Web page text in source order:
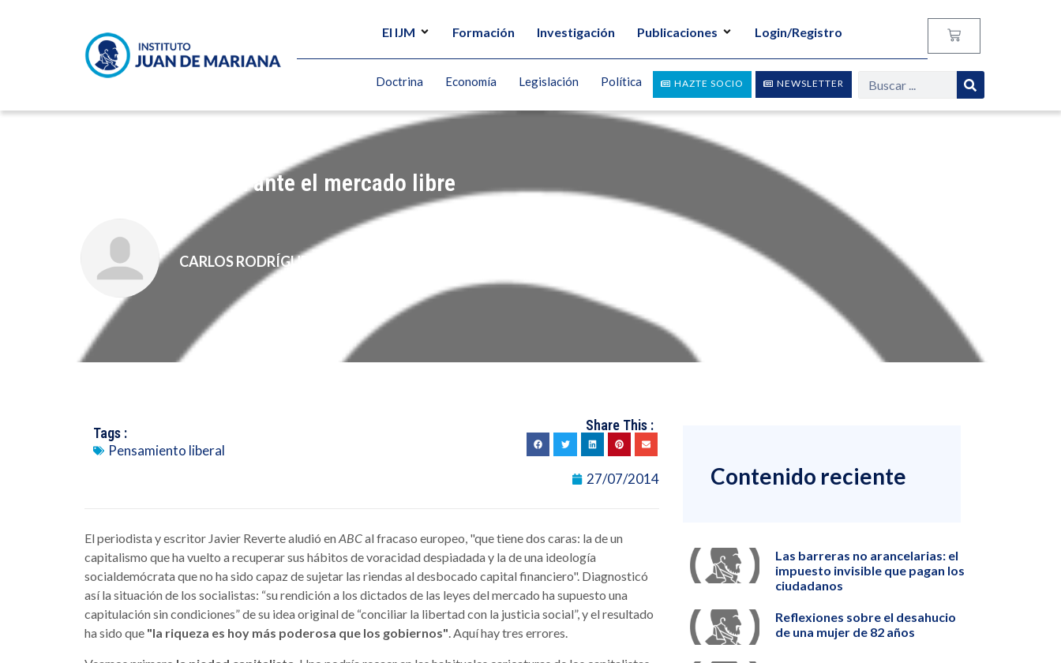
El IJM Formación Investigación Publicaciones Login/Registro
NEWSLETTER
HAZTE SOCIO
Doctrina Economía Legislación Política
Extraña rendición ante el mercado libre
CARLOS RODRÍGUEZ BRAUN
Tags :
Pensamiento liberal
Share This :
27/07/2014
El periodista y escritor Javier Reverte aludió enABCal fracaso europeo, "que tiene dos caras: la de un
capitalismo que ha vuelto a recuperar sus hábitos de voracidad despiadada y la de una ideología
socialdemócrata que no ha sido capaz de sujetar las riendas al desbocado capital financiero". Diagnosticó
así la situación de los socialistas: “su rendición a los dictados de las leyes del mercado ha supuesto una
capitulación sin condiciones” de su idea original de “conciliar la libertad con la justicia social”, y el resultado
ha sido que "la riqueza es hoy más poderosa que los gobiernos". Aquí hay tres errores.
Contenido reciente
Las barreras no arancelarias: el
impuesto invisible que pagan los
ciudadanos
Reflexiones sobre el desahucio
de una mujer de 82 años